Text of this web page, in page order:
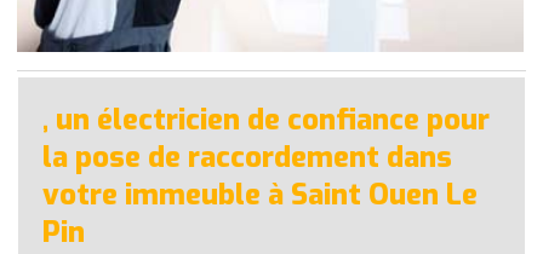
, un électricien de confiance pour
la pose de raccordement dans
votre immeuble à Saint Ouen Le
Pin